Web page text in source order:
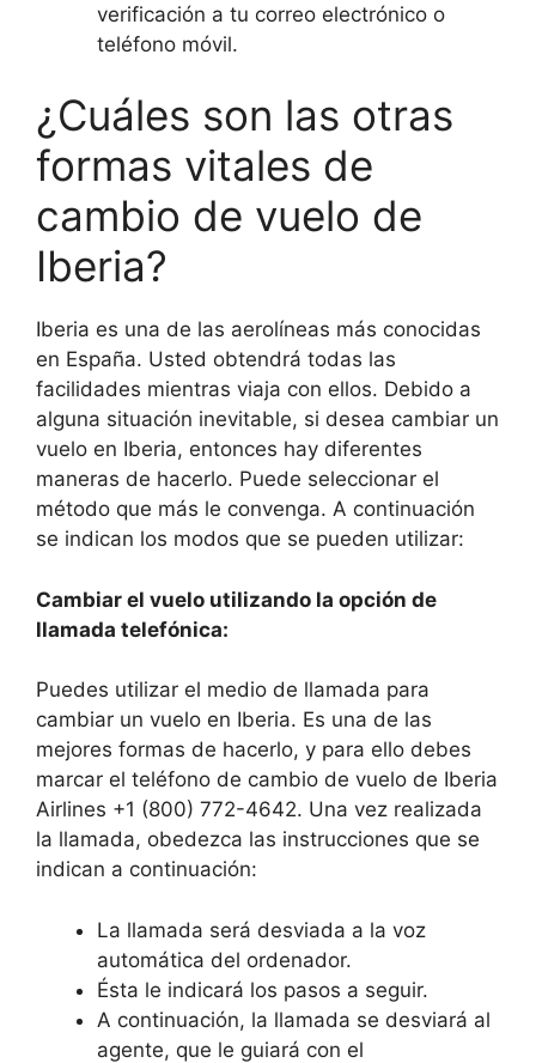
verificación a tu correo electrónico o
teléfono móvil.
¿Cuáles son las otras
formas vitales de
cambio de vuelo de
Iberia?
Iberia es una de las aerolíneas más conocidas
en España. Usted obtendrá todas las
facilidades mientras viaja con ellos. Debido a
alguna situación inevitable, si desea cambiar un
vuelo en Iberia, entonces hay diferentes
maneras de hacerlo. Puede seleccionar el
método que más le convenga. A continuación
se indican los modos que se pueden utilizar:
Cambiar el vuelo utilizando la opción de
llamada telefónica:
Puedes utilizar el medio de llamada para
cambiar un vuelo en Iberia. Es una de las
mejores formas de hacerlo, y para ello debes
marcar el teléfono de cambio de vuelo de Iberia
Airlines +1 (800) 772-4642. Una vez realizada
la llamada, obedezca las instrucciones que se
indican a continuación:
La llamada será desviada a la voz
automática del ordenador.
Ésta le indicará los pasos a seguir.
A continuación, la llamada se desviará al
agente, que le guiará con el